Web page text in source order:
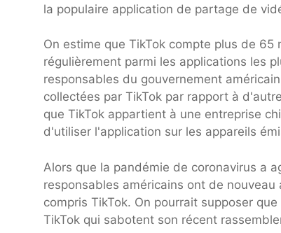
la populaire application de partage de
On estime que TikTok compte plus de
régulièrement parmi les applications les
responsables du gouvernement
collectées par TikTok par rapport à
que TikTok appartient à une entreprise
d'utiliser l'application sur les appareils
Alors que la pandémie de coronavirus a
responsables américains ont de
compris TikTok. On pourrait supposer
TikTok qui sabotent son récent